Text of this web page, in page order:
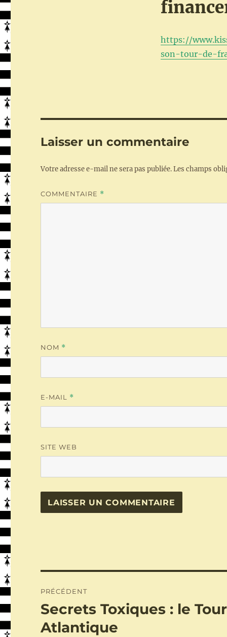
https://
son-tour-de-
Laisser un commentaire
Votre adresse e-mail ne sera pas publiée.Les champs
COMMENTAIRE *
NOM *
E-MAIL *
SITE WEB
de
l’article
PRÉCÉDENT
Publication
précédente :
Secrets Toxiques : le
Atlantique